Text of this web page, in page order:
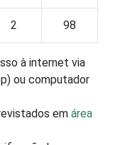
2 98
à internet via
ou computador
em área